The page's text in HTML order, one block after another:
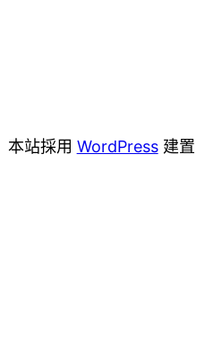
本站採用 WordPress建置